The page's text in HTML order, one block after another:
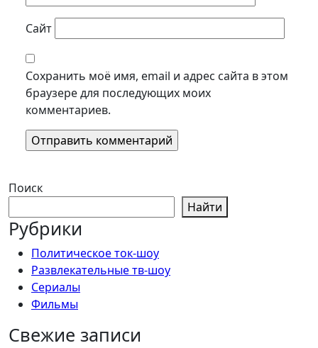
Сайт
Сохранить моё имя, email и адрес сайта в этом
браузере для последующих моих
комментариев.
Поиск
Найти
Рубрики
Политическое ток-шоу
Развлекательные тв-шоу
Сериалы
Фильмы
Свежие записи